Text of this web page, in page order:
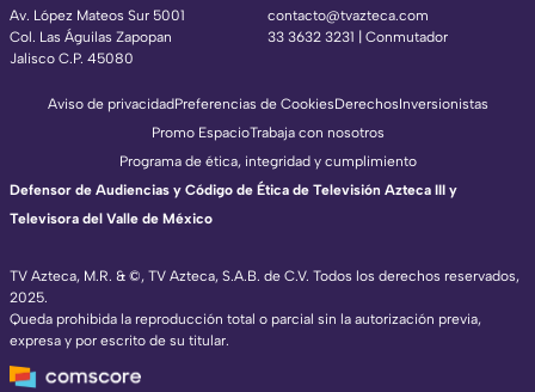
Av. López Mateos Sur 5001
Col. Las Águilas Zapopan
Jalisco C.P. 45080
contacto@tvazteca.com
33 3632 3231 | Conmutador
TV Azteca, M.R. & ©, TV Azteca, S.A.B. de C.V. Todos los derechos reservados,
2025.
Queda prohibida la reproducción total o parcial sin la autorización previa,
expresa y por escrito de su titular.
Aviso de privacidadPreferencias de CookiesDerechosInversionistas
Promo EspacioTrabaja con nosotros
Programa de ética, integridad y cumplimiento
Defensor de Audiencias y Código de Ética de Televisión Azteca III y
Televisora del Valle de México